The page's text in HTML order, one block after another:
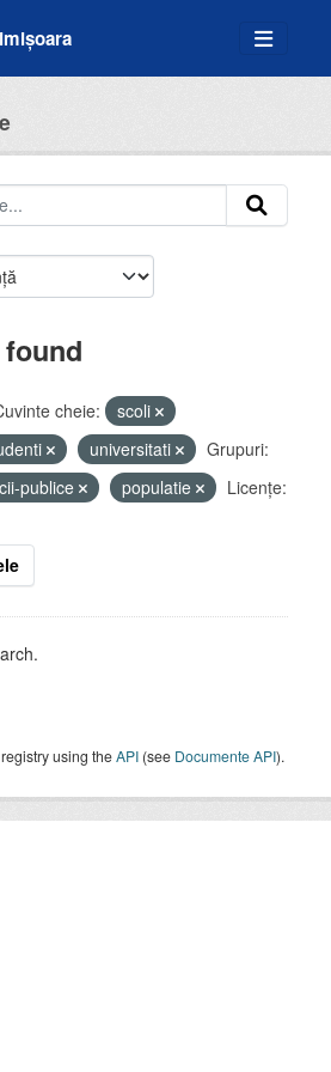
cheie:
scoli
universitati
Grupuri:
publice populatie
Licenţe:
using theAPI (see Documente API).